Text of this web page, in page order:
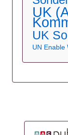
UK
UK
UN Enable